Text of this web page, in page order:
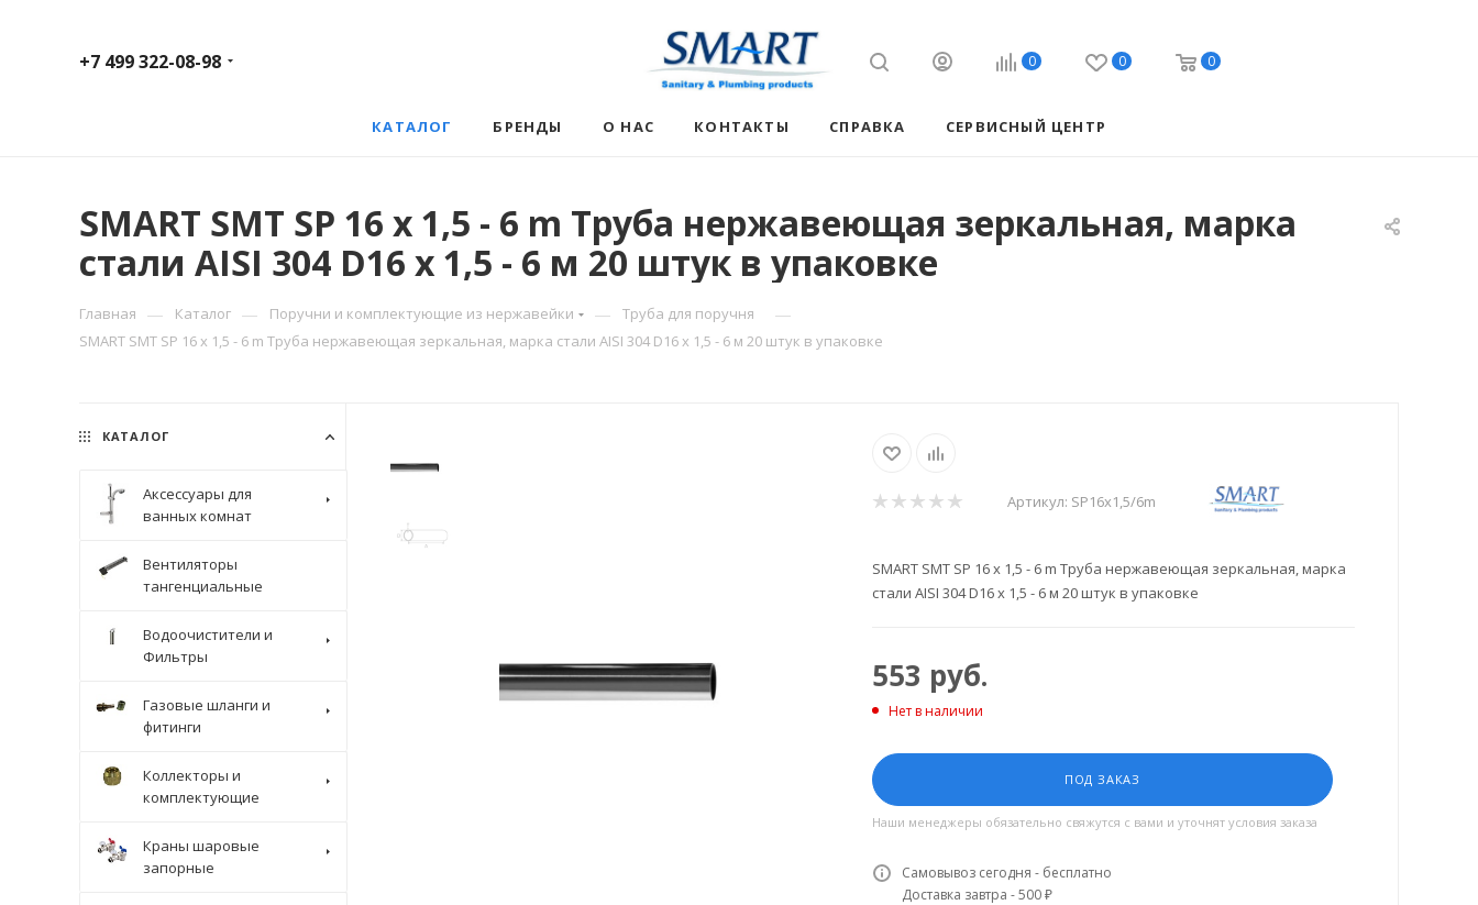
+7 499 322-08-98 0 0 0
КАТАЛОГ БРЕНДЫ О НАС КОНТАКТЫ СПРАВКА СЕРВИСНЫЙ ЦЕНТР
SMART SMT SP 16 x 1,5 - 6 m Труба нержавеющая зеркальная, марка
стали AISI 304 D16 x 1,5 - 6 м 20 штук в упаковке
Главная — Каталог — Поручни и комплектующие из нержавейки — Труба для поручня —
SMART SMT SP 16 x 1,5 - 6 m Труба нержавеющая зеркальная, марка стали AISI 304 D16 x 1,5 - 6 м 20 штук в упаковке
Артикул: SP16x1,5/6m
SMART SMT SP 16 x 1,5 - 6 m Труба нержавеющая зеркальная, марка
стали AISI 304 D16 x 1,5 - 6 м 20 штук в упаковке
553 руб.
Нет в наличии
ПОД ЗАКАЗ
Наши менеджеры обязательно свяжутся с вами и уточнят условия заказа
Самовывоз сегодня - бесплатно
Доставка завтра - 500 ₽
КАТАЛОГ
Аксессуары для
ванных комнат
Вентиляторы
тангенциальные
Водоочистители и
Фильтры
Газовые шланги и
фитинги
Коллекторы и
комплектующие
Краны шаровые
запорные